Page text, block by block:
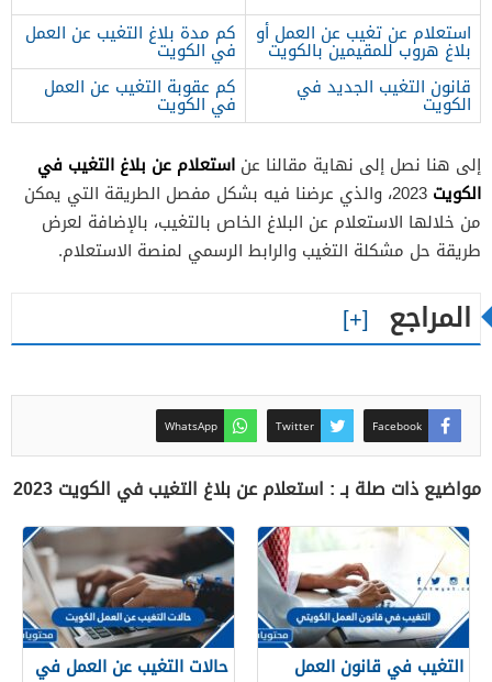
استعلام عن تغيب عن العمل أو
بلاغ هروب للمقيمين بالكويت
كم مدة بلاغ التغيب عن العمل
في الكويت
قانون التغيب الجديد في
الكويت
كم عقوبة التغيب عن العمل
في الكويت
إلى هنا نصل إلى نهاية مقالنا عن استعلام عن بلاغ التغيب في
الكويت
2023، والذي عرضنا فيه بشكل مفصل الطريقة التي يمكن
من خلالها الاستعلام عن البلاغ الخاص بالتغيب، بالإضافة لعرض
طريقة حل مشكلة التغيب والرابط الرسمي لمنصة الاستعلام.
المراجع
Facebook
Twitter
WhatsApp
مواضيع ذات صلة بـ : استعلام عن بلاغ التغيب في الكويت 2023
التغيب في قانون العمل
حالات التغيب عن العمل في